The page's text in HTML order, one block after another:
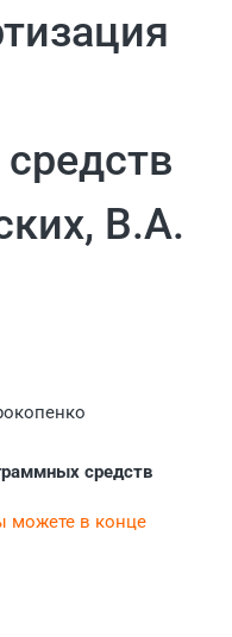
В.А.
средств
можете в конце